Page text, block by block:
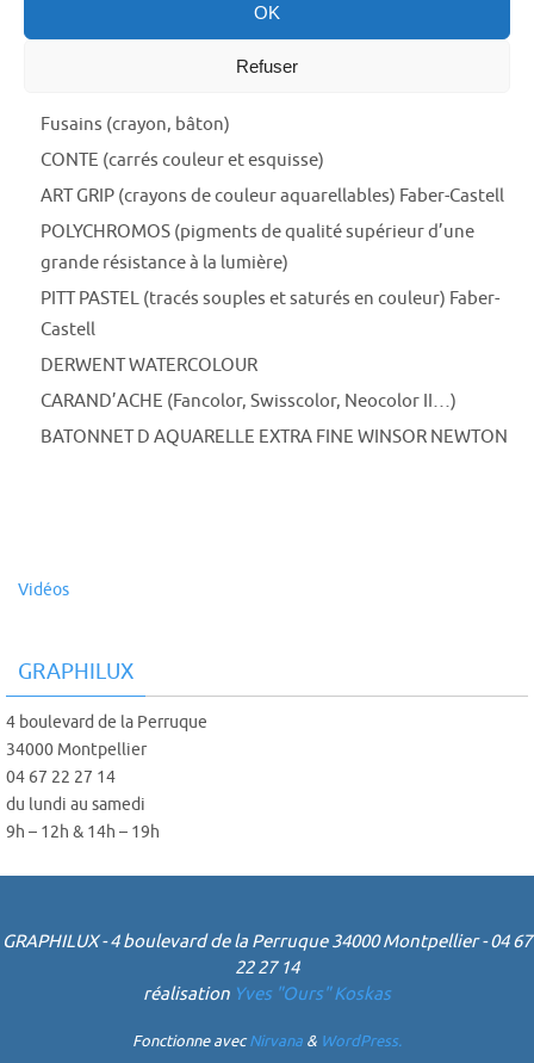
OK
Refuser
Fusains (crayon, bâton)
CONTE (carrés couleur et esquisse)
ART GRIP (crayons de couleur aquarellables) Faber-Castell
POLYCHROMOS (pigments de qualité supérieur d’une
grande résistance à la lumière)
PITT PASTEL (tracés souples et saturés en couleur) Faber-
Castell
DERWENT WATERCOLOUR
CARAND’ACHE (Fancolor, Swisscolor, Neocolor II…)
BATONNET D AQUARELLE EXTRA FINE WINSOR NEWTON
Vidéos
GRAPHILUX
4 boulevard de la Perruque
34000 Montpellier
04 67 22 27 14
du lundi au samedi
9h – 12h & 14h – 19h
GRAPHILUX - 4 boulevard de la Perruque 34000 Montpellier - 04 67
22 27 14
réalisation Yves "Ours" Koskas
Fonctionne avecNirvana & WordPress.